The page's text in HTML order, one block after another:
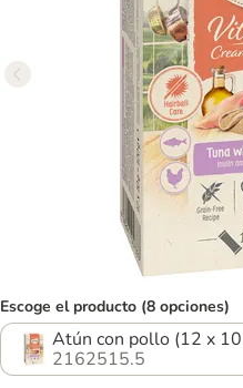
Escoge el producto (8 opciones)
Atún con pollo (12 x
2162515.5